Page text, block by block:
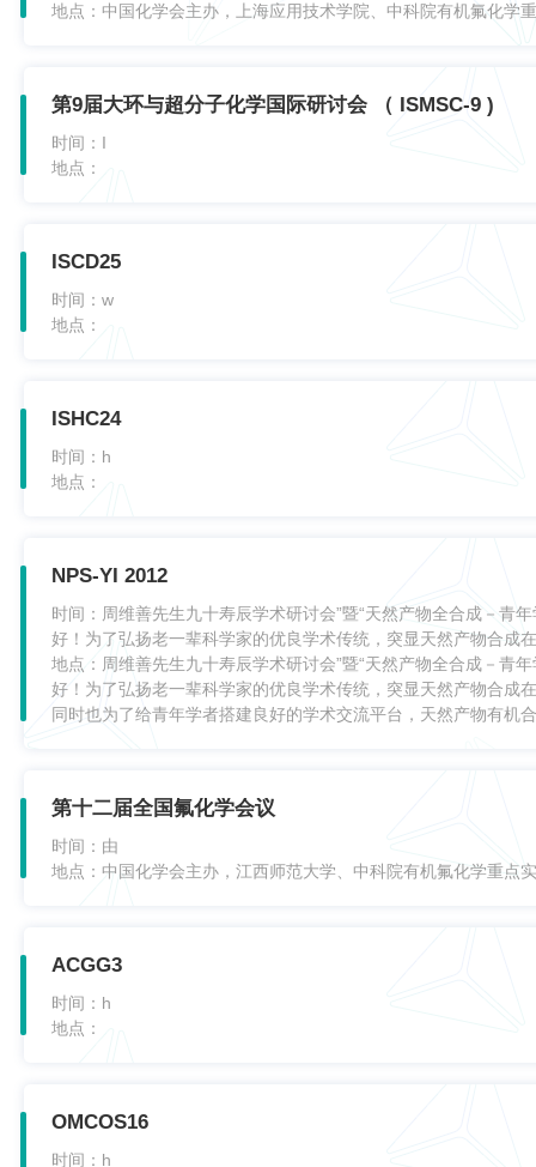
地点： 中国化学会主办，上海应用技术学院、中科院有机氟化学
第9届大环与超分子化学国际研讨会 （ ISMSC-9 )
时间： I
地点：
ISCD25
时间： w
地点：
ISHC24
时间： h
地点：
NPS-YI 2012
时间： 周维善先生九十寿辰学术研讨会”暨“天然产物全合成－青
好！为了弘扬老一辈科学家的优良学术传统，突显天然产物合成
地点： 周维善先生九十寿辰学术研讨会”暨“天然产物全合成－青
好！为了弘扬老一辈科学家的优良学术传统，突显天然产物合成
同时也为了给青年学者搭建良好的学术交流平台，天然产物有机
第十二届全国氟化学会议
时间： 由
地点： 中国化学会主办，江西师范大学、中科院有机氟化学重点
ACGG3
时间： h
地点：
OMCOS16
时间： h